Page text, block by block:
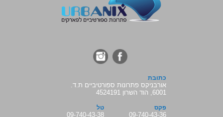
כתובת
אורבניקס פתרונות ספורטיביים ת.ד.
6001, הוד השרון 4524191
טל
09-740-43-38
פקס
09-740-43-36